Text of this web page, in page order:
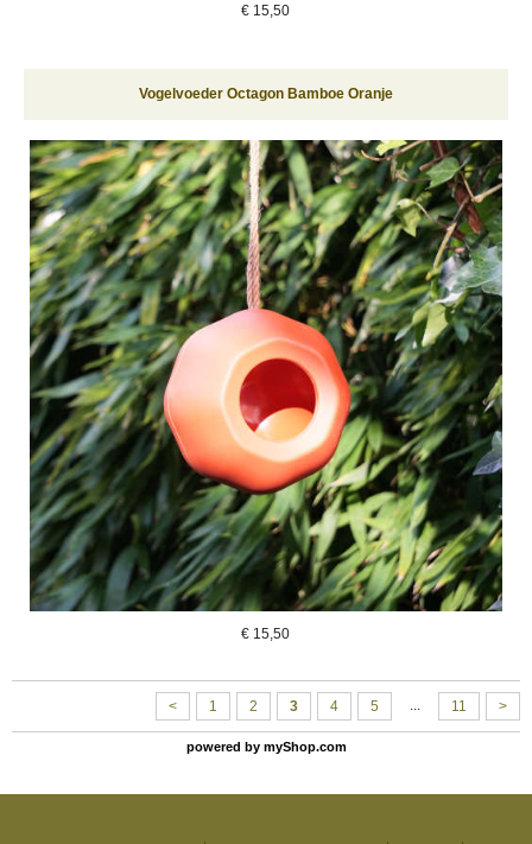
€ 15,50
Vogelvoeder Octagon Bamboe Oranje
€ 15,50
< 1 2 3 4 5 ... 11 >
powered by myShop.com